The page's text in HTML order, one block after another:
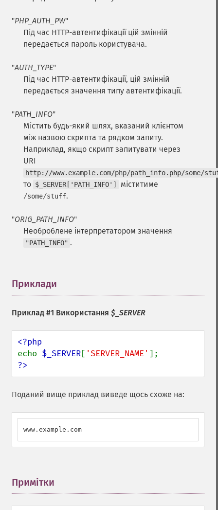
"PHP_AUTH_PW"
Під час HTTP-автентифікації цій змінній
передається пароль користувача.
"AUTH_TYPE"
Під час HTTP-автентифікації, цій змінній
передається значення типу автентифікації.
"PATH_INFO"
Містить будь-який шлях, вказаний клієнтом
між назвою скрипта та рядком запиту.
Наприклад, якщо скрипт запитувати через
URI
http://www.example.com/php/path_info.php/some/
то $_SERVER['PATH_INFO'] міститиме
/some/stuff.
"ORIG_PATH_INFO"
Необроблене інтерпретатором значення
"PATH_INFO" .
Приклади
Приклад #1 Використання $_SERVER
echo $_SERVER[ 'SERVER_NAME'
?>
Поданий вище приклад виведе щось схоже на:
www.example.com
Примітки